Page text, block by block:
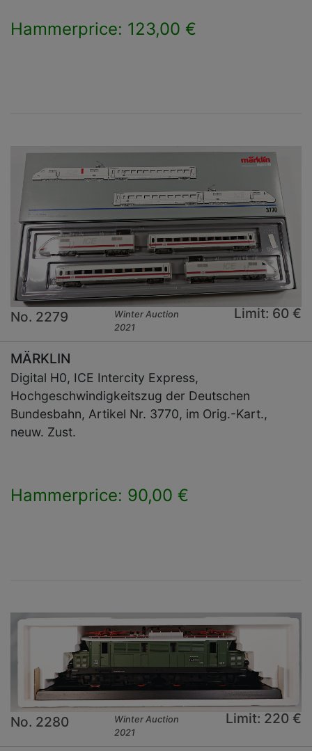
Hammerprice: 123,00 €
No. 2279
Winter Auction
2021
Limit: 60 €
MÄRKLIN
Digital H0, ICE Intercity Express,
Hochgeschwindigkeitszug der Deutschen
Bundesbahn, Artikel Nr. 3770, im Orig.-Kart.,
neuw. Zust.
Hammerprice: 90,00 €
No. 2280
Winter Auction
2021
Limit: 220 €